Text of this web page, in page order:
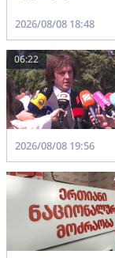
2026/08/08 18:48
06:22
2026/08/08 19:56